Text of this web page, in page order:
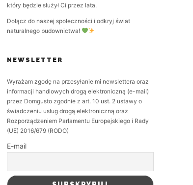
który będzie służył Ci przez lata.
Dołącz do naszej społeczności i odkryj świat
naturalnego budownictwa!
NEWSLETTER
Wyrażam zgodę na przesyłanie mi newslettera oraz
informacji handlowych drogą elektroniczną (e-mail)
przez Domgusto zgodnie z art. 10 ust. 2 ustawy o
świadczeniu usług drogą elektroniczną oraz
Rozporządzeniem Parlamentu Europejskiego i Rady
(UE) 2016/679 (RODO)
E-mail